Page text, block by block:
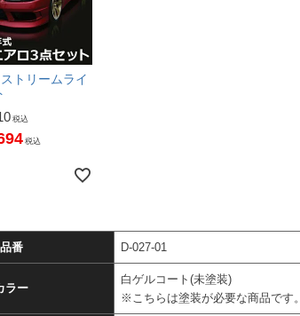
トリームライ
税込
税込
品番 D-027-01
ラー
白ゲルコート(未塗装)
※こちらは塗装が必要な商品です。